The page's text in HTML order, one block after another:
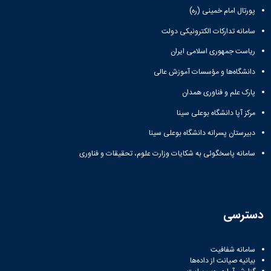
معظم
رهبری
تماس
دانشگاه
روابط
آدرس
دانشکده‌ها
تلفن‌ها
آموزش
سایر
آموزشی
نظامنامه
آموزش
دانش‌آموختگان
آزمایشگاه
باستان
شناسی
هوش
ربات
بینایی
آزمایشگاه
ژئوماتیک
پژوهش
کتابخانه
مرکزی
نامه
رساله
علم
و
حسابداری
رزن
غذایی
بهار
آموزش
عالی
فاطمیه
نهاوند
دختران)
زمین
چمن
سالن‌های
تفریحی-
سیاحتی
باغ
دانشگاه
تاریخ
طبیعی
دانشگاه
پورتال امام خمینی (ره)
سامانه تدارکات الکترونیکی دولت
ریاست جمهوری اسلامی ایران
دانشگاه‌ها و مؤسسات آموزش عالی
پارک علم و فناوری همدان
مرکز آپا دانشگاه بوعلی سینا
دبیرستان پسرانه دانشگاه بوعلی سینا
سامانه پاسخگوئی به شکایات وزارت علوم، تحقیقات و فناوری
دسترسی
سامانه شفافیت
بیانیه صیانت از داده‌ها